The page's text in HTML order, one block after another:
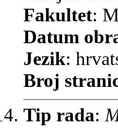
Fakultet:
Datum
Jezik:
Broj
Tip rada: